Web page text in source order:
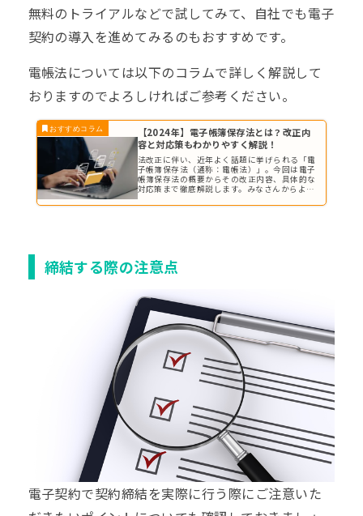
無料のトライアルなどで試してみて、自社でも電子
契約の導入を進めてみるのもおすすめです。
電帳法については以下のコラムで詳しく解説して
おりますのでよろしければご参考ください。
【2024年】電子帳簿保存法とは？改正内
容と対応策もわかりやすく解説！
法改正に伴い、近年よく話題に挙げられる「電
子帳簿保存法（通称：電帳法）」。今回は電子
帳簿保存法の概要からその改正内容、具体的な
対応策まで徹底解説します。みなさんからよく
寄せられる質問にもお答えしておりますので、
改正後の対応でお悩みの方はぜひ一度ご覧くだ
締結する際の注意点
電子契約で契約締結を実際に行う際にご注意いた